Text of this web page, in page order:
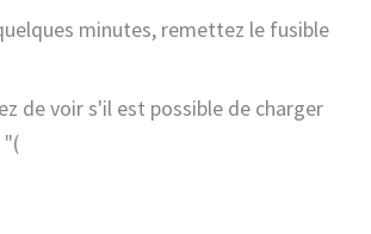
minutes, remettez le fusible
de voir s'il est possible de charger
"(